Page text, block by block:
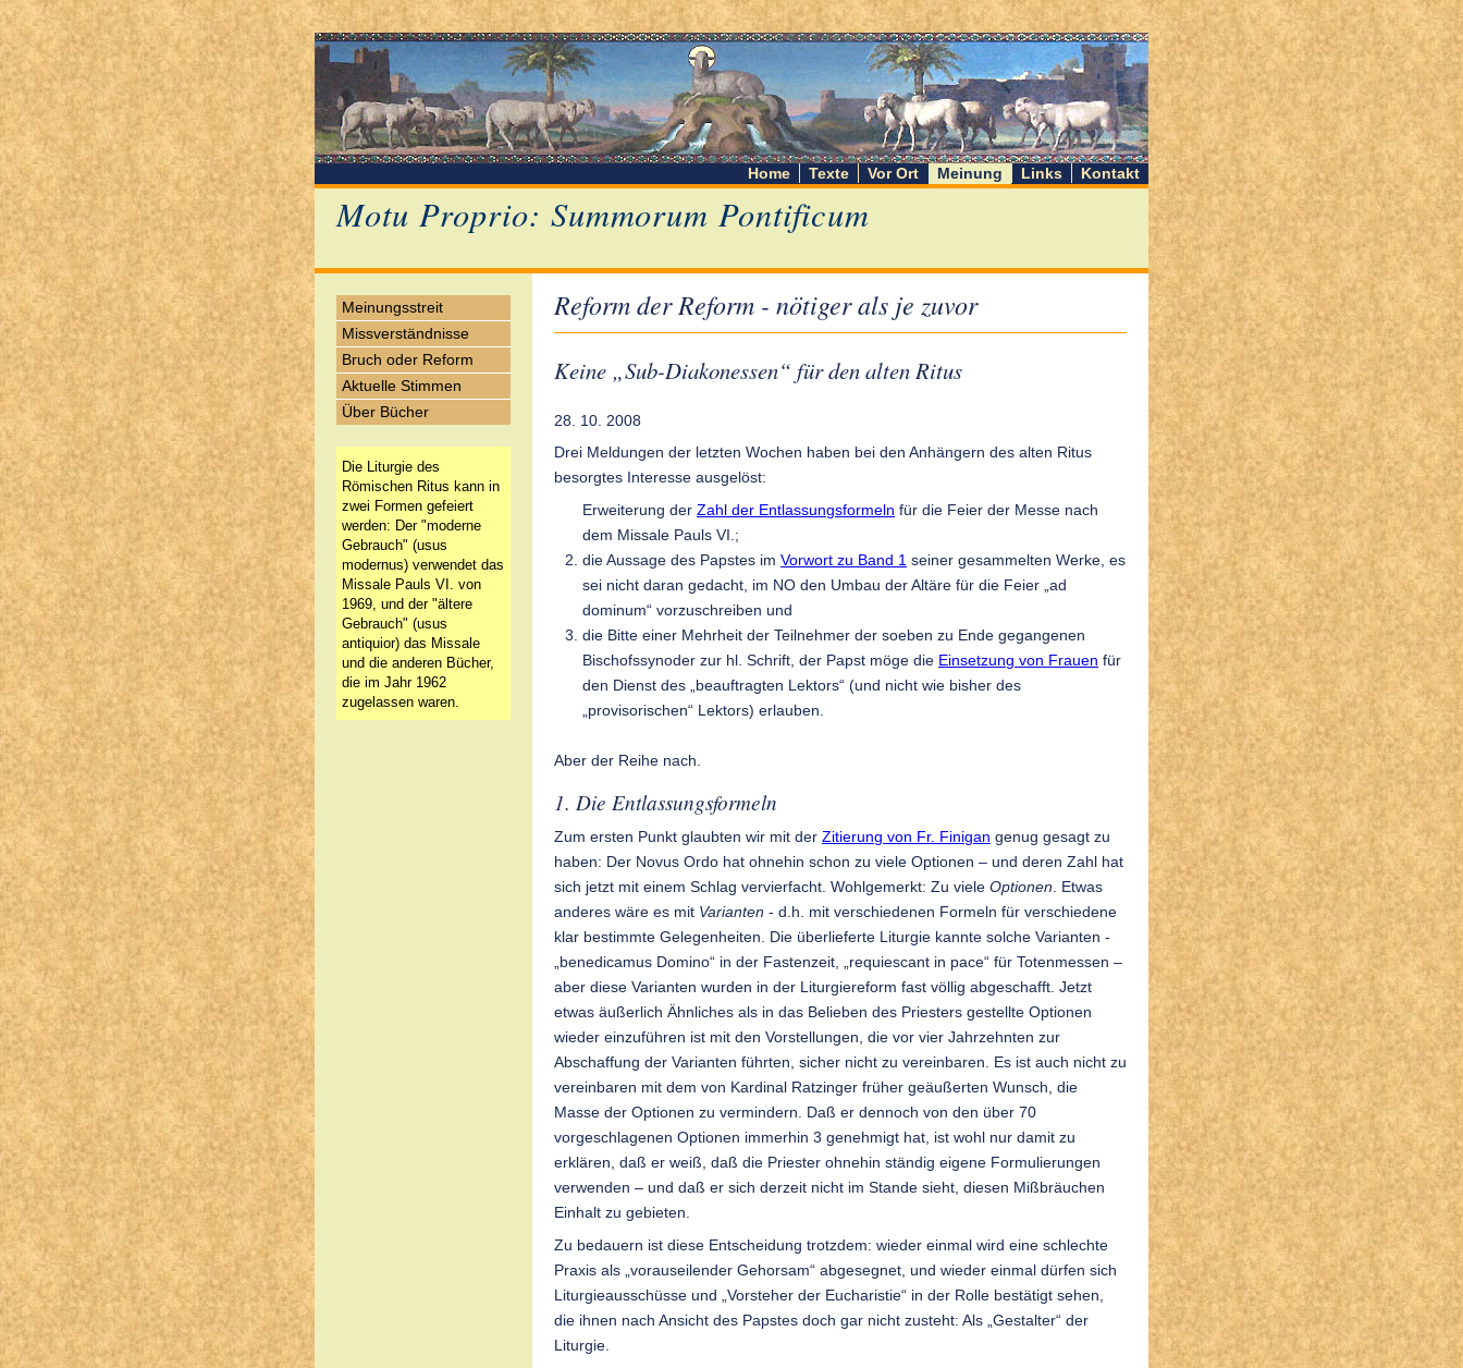
Motu Proprio: Summorum Pontificum
Home Texte Vor Ort Meinung Links Kontakt
Meinungsstreit
Missverständnisse
Bruch oder Reform
Aktuelle Stimmen
Über Bücher
Die Liturgie des
Römischen Ritus kann in
zwei Formen gefeiert
werden: Der "moderne
Gebrauch" (usus
modernus) verwendet das
Missale Pauls VI. von
1969, und der "ältere
Gebrauch" (usus
antiquior) das Missale
und die anderen Bücher,
die im Jahr 1962
zugelassen waren.
Reform der Reform - nötiger als je zuvor
Keine „Sub-Diakonessen“ für den alten Ritus
28. 10. 2008
Drei Meldungen der letzten Wochen haben bei den Anhängern des alten Ritus
besorgtes Interesse ausgelöst:
Erweiterung der Zahl der Entlassungsformeln für die Feier der Messe nach
dem Missale Pauls VI.;
die Aussage des Papstes im Vorwort zu Band 1 seiner gesammelten Werke, es
sei nicht daran gedacht, im NO den Umbau der Altäre für die Feier „ad
dominum“ vorzuschreiben und
die Bitte einer Mehrheit der Teilnehmer der soeben zu Ende gegangenen
Bischofssynoder zur hl. Schrift, der Papst möge die Einsetzung von Frauen für
den Dienst des „beauftragten Lektors“ (und nicht wie bisher des
„provisorischen“ Lektors) erlauben.
Aber der Reihe nach.
1. Die Entlassungsformeln
Zum ersten Punkt glaubten wir mit der Zitierung von Fr. Finigan genug gesagt zu
haben: Der Novus Ordo hat ohnehin schon zu viele Optionen – und deren Zahl hat
sich jetzt mit einem Schlag vervierfacht. Wohlgemerkt: Zu viele Optionen. Etwas
anderes wäre es mit Varianten - d.h. mit verschiedenen Formeln für verschiedene
klar bestimmte Gelegenheiten. Die überlieferte Liturgie kannte solche Varianten -
„benedicamus Domino“ in der Fastenzeit, „requiescant in pace“ für Totenmessen –
aber diese Varianten wurden in der Liturgiereform fast völlig abgeschafft. Jetzt
etwas äußerlich Ähnliches als in das Belieben des Priesters gestellte Optionen
wieder einzuführen ist mit den Vorstellungen, die vor vier Jahrzehnten zur
Abschaffung der Varianten führten, sicher nicht zu vereinbaren. Es ist auch nicht zu
vereinbaren mit dem von Kardinal Ratzinger früher geäußerten Wunsch, die
Masse der Optionen zu vermindern. Daß er dennoch von den über 70
vorgeschlagenen Optionen immerhin 3 genehmigt hat, ist wohl nur damit zu
erklären, daß er weiß, daß die Priester ohnehin ständig eigene Formulierungen
verwenden – und daß er sich derzeit nicht im Stande sieht, diesen Mißbräuchen
Einhalt zu gebieten.
Zu bedauern ist diese Entscheidung trotzdem: wieder einmal wird eine schlechte
Praxis als „vorauseilender Gehorsam“ abgesegnet, und wieder einmal dürfen sich
Liturgieausschüsse und „Vorsteher der Eucharistie“ in der Rolle bestätigt sehen,
die ihnen nach Ansicht des Papstes doch gar nicht zusteht: Als „Gestalter“ der
Liturgie.